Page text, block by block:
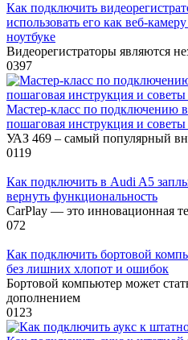
Как подключить
использовать его как веб-
ноутбуке
Видеорегистраторы являются
0397
Мастер-класс по подключению
пошаговая инструкция и советы
УАЗ 469 – самый популярный
0119
Как подключить в Audi A5
вернуть функциональность
CarPlay — это инновационная
072
Как подключить бортовой
без лишних хлопот и ошибок
Бортовой компьютер может
дополнением
0123